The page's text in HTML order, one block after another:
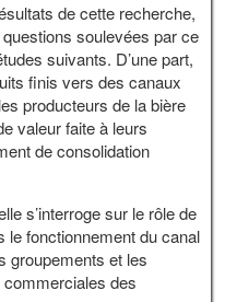
de cette recherche,
soulevées par ce
suivants. D’une part,
finis vers des canaux
producteurs de la bière
valeur faite à leurs
de consolidation
s’interroge sur le rôle de
le fonctionnement du canal
groupements et les
commerciales des